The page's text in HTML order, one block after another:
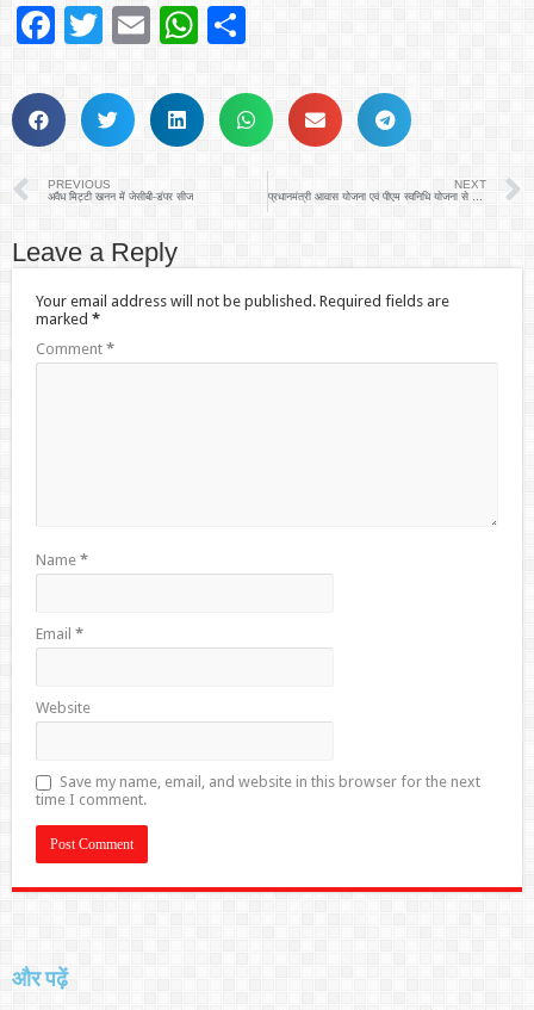
Facebook
Twitter
EmailWhatsApp
PREVIOUS
अवैध मिट्टी खनन में जेसीबी-डंपर सीज
NEXT
प्रधानमंत्री आवास योजना एवं पीएम स्वनिधि योजना से लोगों को आत्म निर्भर बनाया जा रहा हैः-सुख सागर मिश्र
Leave a Reply
Your email address will not be published. Required fields are
marked *
Comment *
Name *
Email *
Website
Save my name, email, and website in this browser for the next
time I comment.
और पढ़ें